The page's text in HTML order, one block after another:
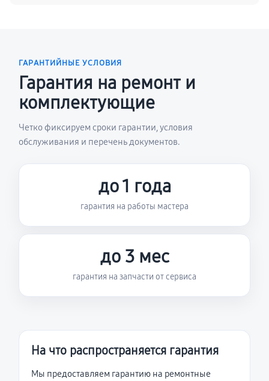
ГАРАНТИЙНЫЕ УСЛОВИЯ
Гарантия на ремонт и
комплектующие
Четко фиксируем сроки гарантии, условия
обслуживания и перечень документов.
до 1 года
гарантия на работы мастера
до 3 мес
гарантия на запчасти от сервиса
На что распространяется гарантия
Мы предоставляем гарантию на ремонтные